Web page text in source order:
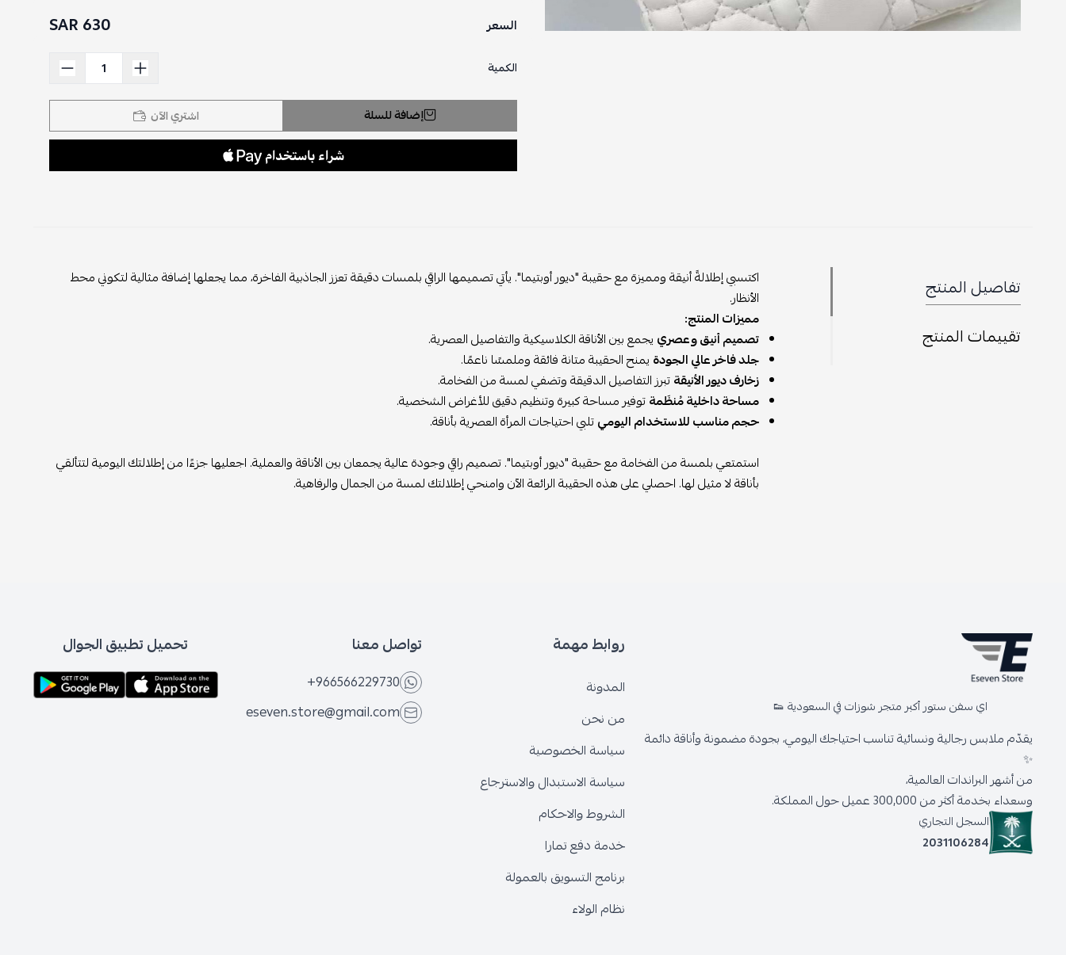
السعر 630 SAR
الكمية
إضافة للسلة اشتري الآن
تفاصيل المنتج
تقييمات المنتج
اكتسبي إطلالةً أنيقة ومميزة مع حقيبة "ديور أوبتيما". يأتي تصميمها الراقي بلمسات دقيقة تعزز الجاذبية الفاخرة، مما يجعلها إضافة مثالية لتكوني محط
الأنظار.
مميزات المنتج:
تصميم أنيق وعصري يجمع بين الأناقة الكلاسيكية والتفاصيل العصرية.
جلد فاخر عالي الجودة يمنح الحقيبة متانة فائقة وملمسًا ناعمًا.
زخارف ديور الأنيقةتبرز التفاصيل الدقيقة وتضفي لمسة من الفخامة.
مساحة داخلية مُنظَمةتوفير مساحة كبيرة وتنظيم دقيق للأغراض الشخصية.
حجم مناسب للاستخدام اليوميتلبي احتياجات المرأة العصرية بأناقة.
استمتعي بلمسة من الفخامة مع حقيبة "ديور أوبتيما". تصميم راقي وجودة عالية يجمعان بين الأناقة والعملية. اجعليها جزءًا من إطلالتك اليومية لتتألقي
بأناقة لا مثيل لها. احصلي على هذه الحقيبة الرائعة الآن وامنحي إطلالتك لمسة من الجمال والرفاهية.
اي سفن ستور أكبر متجر شوزات في السعودية 👟
يقدّم ملابس رجالية ونسائية تناسب احتياجك اليومي، بجودة مضمونة وأناقة دائمة
✨
من أشهر البراندات العالمية،
وسعداء بخدمة أكثر من 300,000 عميل حول المملكة.
السجل التجاري
2031106284
روابط مهمة
المدونة
من نحن
سياسة الخصوصية
سياسة الاستبدال والاسترجاع
الشروط والاحكام
خدمة دفع تمارا
برنامج التسويق بالعمولة
نظام الولاء
تواصل معنا
+966566229730
eseven.store@gmail.com
تحميل تطبيق الجوال